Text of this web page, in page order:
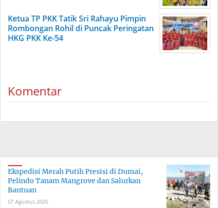
Ketua TP PKK Tatik Sri Rahayu Pimpin
Rombongan Rohil di Puncak Peringatan
HKG PKK Ke-54
Komentar
Ekspedisi Merah Putih Presisi di Dumai,
Pelindo Tanam Mangrove dan Salurkan
Bantuan
07 Agustus 2026